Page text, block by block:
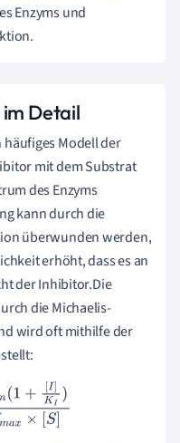
Enzyms und
Detail
Modell der
mit dem Substrat
des Enzyms
kann durch die
überwunden werden,
erhöht, dass es an
der Inhibitor.Die
die Michaelis-
wird oft mithilfe der
KI)V ma x×[S]